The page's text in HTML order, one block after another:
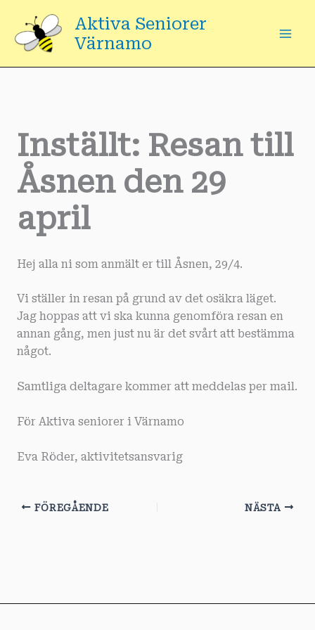
innehåll
Aktiva Seniorer
Värnamo
Inställt: Resan till
Åsnen den 29
april
Hej alla ni som anmält er till Åsnen, 29/4.
Vi ställer in resan på grund av det osäkra läget.
Jag hoppas att vi ska kunna genomföra resan en
annan gång, men just nu är det svårt att bestämma
något.
Samtliga deltagare kommer att meddelas per mail.
För Aktiva seniorer i Värnamo
Eva Röder, aktivitetsansvarig
FÖREGÅENDE NÄSTA